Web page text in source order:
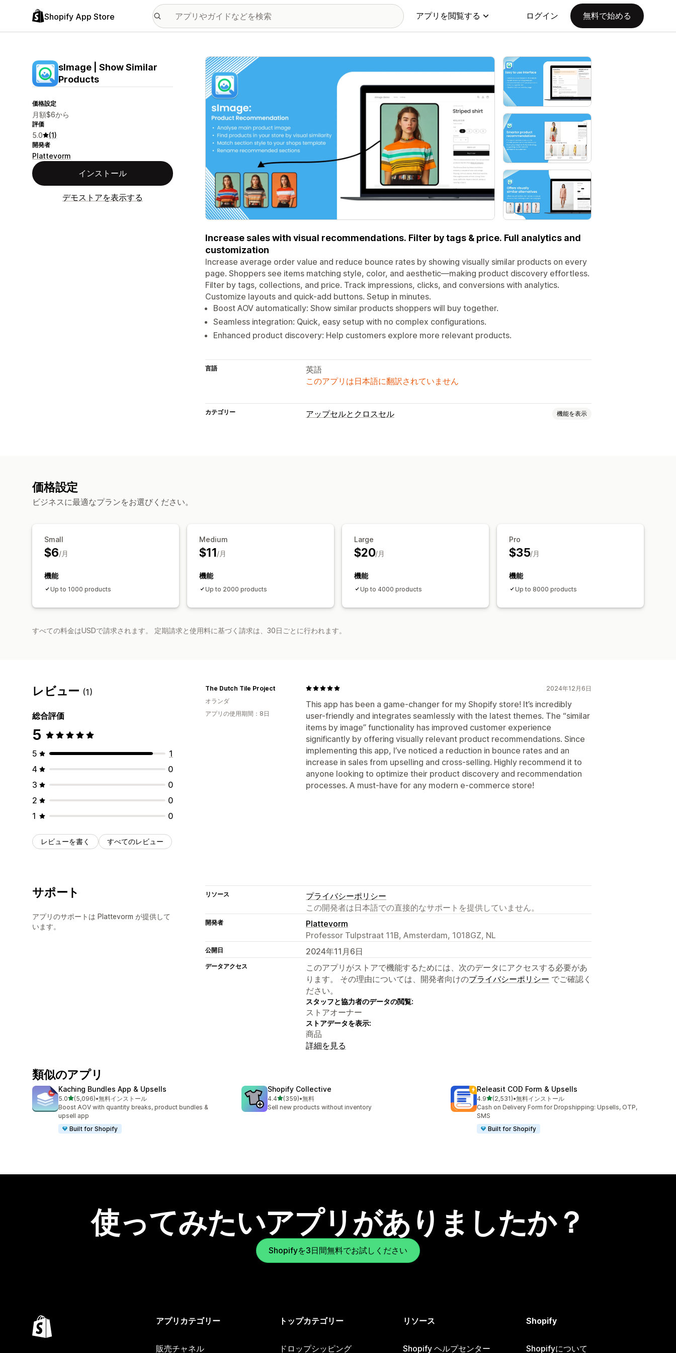
Shopify App Store アプリを閲覧する ログイン 無料で始める
sImage | Show Similar
Products
価格設定
月額$6から
評価
5.0 (1)
開発者
Plattevorm
インストール
デモストアを表示する
特集の画像ギャラリー
Increase sales with visual recommendations. Filter by tags & price. Full analytics and
customization
Increase average order value and reduce bounce rates by showing visually similar products on every
page. Shoppers see items matching style, color, and aesthetic—making product discovery effortless.
Filter by tags, collections, and price. Track impressions, clicks, and conversions with analytics.
Customize layouts and quick-add buttons. Setup in minutes.
Boost AOV automatically: Show similar products shoppers will buy together.
Seamless integration: Quick, easy setup with no complex configurations.
Enhanced product discovery: Help customers explore more relevant products.
言語
英語
このアプリは日本語に翻訳されていません
カテゴリー アップセルとクロスセル 機能を表示
価格設定
ビジネスに最適なプランをお選びください。
Small
$6/月
機能
Up to 1000 products
Medium
$11/月
機能
Up to 2000 products
Large
$20/月
機能
Up to 4000 products
Pro
$35/月
機能
Up to 8000 products
すべての料金はUSDで請求されます。 定期請求と使用料に基づく請求は、30日ごとに行われます。
レビュー (1)
総合評価
5
5
1
4
0
3
0
2
0
1
0
レビューを書く すべてのレビュー
2024年12月6日
This app has been a game-changer for my Shopify store! It’s incredibly
user-friendly and integrates seamlessly with the latest themes. The “similar
items by image” functionality has improved customer experience
significantly by offering visually relevant product recommendations. Since
implementing this app, I’ve noticed a reduction in bounce rates and an
increase in sales from upselling and cross-selling. Highly recommend it to
anyone looking to optimize their product discovery and recommendation
processes. A must-have for any modern e-commerce store!
The Dutch Tile Project
オランダ
アプリの使用期間：8日
サポート
アプリのサポートは Plattevorm が提供して
います。
リソース
プライバシーポリシー
この開発者は日本語での直接的なサポートを提供していません。
開発者
Plattevorm
Professor Tulpstraat 11B, Amsterdam, 1018GZ, NL
公開日 2024年11月6日
データアクセス
このアプリがストアで機能するためには、次のデータにアクセスする必要があ
ります。 その理由については、開発者向けのプライバシーポリシー でご確認く
ださい。
スタッフと協力者のデータの閲覧:
ストアオーナー
ストアデータを表示:
商品
詳細を見る
類似のアプリ
Kaching Bundles App & Upsells
5.05つ星中
(5,096)
合計レビュー数：5096件
•無料インストール
Boost AOV with quantity breaks, product bundles &
upsell app
Built for Shopify
Shopify Collective
4.45つ星中
(359)
合計レビュー数：359件
•無料
Sell new products without inventory
Releasit COD Form & Upsells
4.95つ星中
(2,531)
合計レビュー数：2531件
•無料インストール
Cash on Delivery Form for Dropshipping: Upsells, OTP,
SMS
Built for Shopify
使ってみたいアプリがありましたか？
Shopifyを3日間無料でお試しください
アプリカテゴリー
販売チャネル
トップカテゴリー
ドロップシッピング
リソース
Shopify ヘルプセンター
Shopify
Shopifyについて